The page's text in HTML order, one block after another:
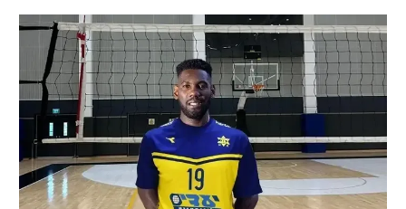
מדיניות פרטיות
תקנון פעילות ספורט 1
רשיון להקרנה פומבית לבית עסק
הצטרפות לחבילת הערוצים
גיימינג E-Sports